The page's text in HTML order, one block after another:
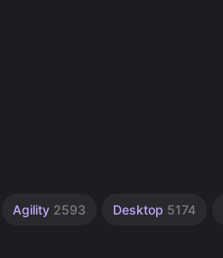
Agility 2593 Desktop 5174